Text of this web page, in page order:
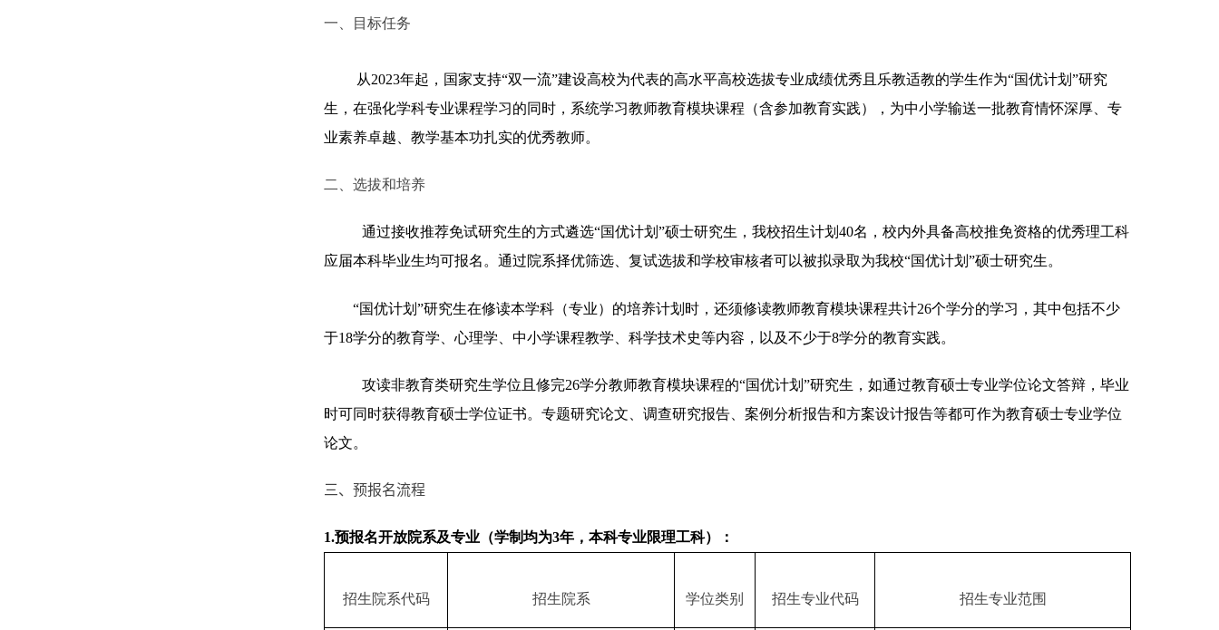
一、目标任务
从2023年起，国家支持“双一流”建设高校为代表的高水平高校选拔专业成绩优秀且乐教适教的学生作为“国优计划”研究
生，在强化学科专业课程学习的同时，系统学习教师教育模块课程（含参加教育实践），为中小学输送一批教育情怀深厚、专
业素养卓越、教学基本功扎实的优秀教师。
二、选拔和培养
通过接收推荐免试研究生的方式遴选“国优计划”硕士研究生，我校招生计划40名，校内外具备高校推免资格的优秀理工科
应届本科毕业生均可报名。通过院系择优筛选、复试选拔和学校审核者可以被拟录取为我校“国优计划”硕士研究生。
“国优计划”研究生在修读本学科（专业）的培养计划时，还须修读教师教育模块课程共计26个学分的学习，其中包括不少
于18学分的教育学、心理学、中小学课程教学、科学技术史等内容，以及不少于8学分的教育实践。
攻读非教育类研究生学位且修完26学分教师教育模块课程的“国优计划”研究生，如通过教育硕士专业学位论文答辩，毕业
时可同时获得教育硕士学位证书。专题研究论文、调查研究报告、案例分析报告和方案设计报告等都可作为教育硕士专业学位
论文。
三、预报名流程
1.预报名开放院系及专业（学制均为3年，本科专业限理工科）：
招生院系代码 招生院系 学位类别 招生专业代码 招生专业范围